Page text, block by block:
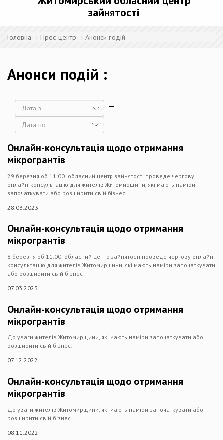
зайнятості
Головна Прес-центр Анонси подій
Анонси подій
Дата
Онлайн-консультація щодо отримання
мікрогрантів
29 березня об 11:00 обласний центр зайнятості проведе чергову
онлайн-консультацію для жителів Житомирщини, які мають наміри
започаткувати або розширити свій бізнес
28.03.2023
Онлайн-консультація щодо отримання
мікрогрантів
8 березня об 11:00 обласний центр зайнятості проведе чергову онлайн-
консультацію для жителів Житомирщини, які мають наміри започаткувати
або розширити свій бізнес
07.03.2023
Онлайн-консультація щодо отримання
мікрогрантів
До уваги жителів Житомирщини, які мають наміри започаткувати або
розширити свій бізнес!
07.12.2022
Онлайн-консультація щодо отримання
мікрогрантів
До уваги жителів Житомирщини, які мають наміри започаткувати або
розширити свій бізнес!
08.11.2022